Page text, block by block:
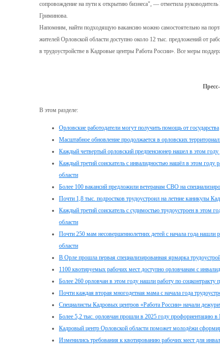
сопровождение на пути к открытию бизнеса", — отметила
Гриминова.
Напомним, найти подходящую вакансию можно самостоятельно на
жителей Орловской области доступно около 12 тыс. предложений от
в трудоустройстве в Кадровые центры Работа России». Все меры
В этом разделе:
Орловские работодатели могут получить помощь от государства
Масштабное обновление продолжается в орловских
Каждый четвертый орловский предпенсионер нашел в этом
Каждый третий соискатель с инвалидностью нашёл в этом году
области
Более 100 вакансий предложили ветеранам СВО на
Почти 1,8 тыс. подростков трудоустроил на летние каникулы
Каждый третий соискатель с судимостью трудоустроен в этом
области
Почти 250 мам несовершеннолетних детей с начала года нашли
области
В Орле прошла первая специализированная ярмарка
1100 квотируемых рабочих мест доступно орловчанам с
Более 260 орловчан в этом году нашли работу по соцконтракту
Почти каждая вторая многодетная мама с начала года
Специалисты Кадровых центров «Работа России» начали
Более 5,2 тыс. орловчан прошли в 2025 году профориентацию в
Кадровый центр Орловской области поможет молодёжи
Изменились требования к квотированию рабочих мест для